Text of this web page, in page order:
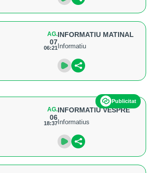
AG.
07
06:21
INFORMATIU MATINAL
Informatiu
Publicitat
AG.
06
18:37
INFORMATIU VESPRE
Informatius